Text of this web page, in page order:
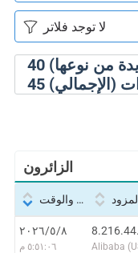
40 من نوعها)
45 (الإجمالي)
الزائرون
التاريخ والوقت
٨‏/٥‏/٢٠٢٦
٥:٥١:٠٦ م